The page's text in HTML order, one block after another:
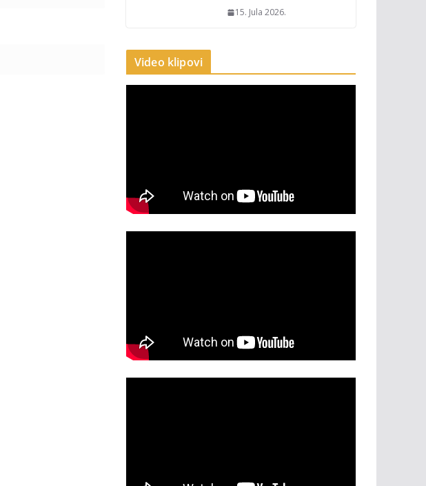
15. Jula 2026.
Video klipovi